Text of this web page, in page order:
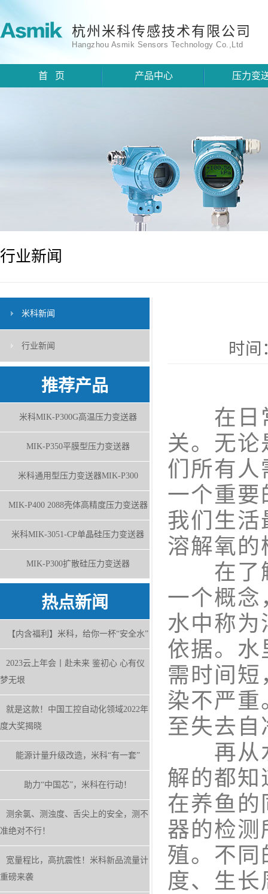
杭州米科传感技术有限公司
Hangzhou Asmik Sensors Technology Co.,Ltd
首 页 产品中心 压力变
行业新闻
米科新闻
行业新闻
推荐产品
米科MIK-P300G高温压力变送器
MIK-P350平膜型压力变送器
米科通用型压力变送器MIK-P300
MIK-P400 2088壳体高精度压力变送器
米科MIK-3051-CP单晶硅压力变送器
MIK-P300扩散硅压力变送器
热点新闻
【内含福利】米科，给你一杯“安全水”
2023云上年会丨赴未来 鉴初心 心有仪
梦无垠
就是这款！中国工控自动化领域2022年
度大奖揭晓
能源计量升级改造，米科“有一套”
助力“中国芯”，米科在行动！
测余氯、测浊度、舌尖上的安全，测不
准绝对不行！
宽量程比，高抗震性！米科新品流量计
重磅来袭
时间
在日常
关。无
们所有人
一个重要
我们生活
溶解氧的
在了解
一个概念
水中称为
依据。水
需时间
染不严
至失去
再从水
解的都知
在养鱼的
器的检测
殖。不同
度、生